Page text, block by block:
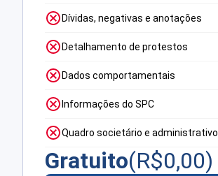
Dívidas, negativas e anotações
Detalhamento de protestos
Dados comportamentais
Informações do SPC
Quadro societário e administrativo
Gratuito(R$0,00)